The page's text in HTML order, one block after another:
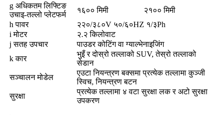
g अधिकतम लिफ्टिङ
उचाइ-तल्लो प्लेटफर्म
१६०० मिमी
२१०० मिमी
h पावर
२२०/३८०V ५०/६०HZ १/३Ph
i मोटर
२.२ किलोवाट
j सतह उपचार
पाउडर कोटिंग वा ग्याल्भेनाइजिंग
k कार
भुइँ र दोस्रो तल्लाको SUV, तेस्रो तल्लाको
सेडान
सञ्चालन मोडेल
एउटा नियन्त्रण बक्समा प्रत्येक तल्लामा कुञ्जी
स्विच, नियन्त्रण बटन
सुरक्षा
प्रत्येक तल्लामा ४ वटा सुरक्षा लक र अटो सुरक्षा
उपकरण